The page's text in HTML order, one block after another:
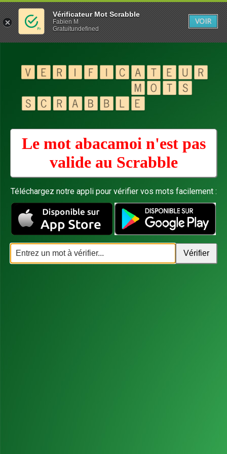
Le mot abacamoi n'est pas
valide au Scrabble
Téléchargez notre appli pour vérifier vos mots facilement :
Vérificateur Mot Scrabble
Fabien M
Gratuitundefined
VOIR